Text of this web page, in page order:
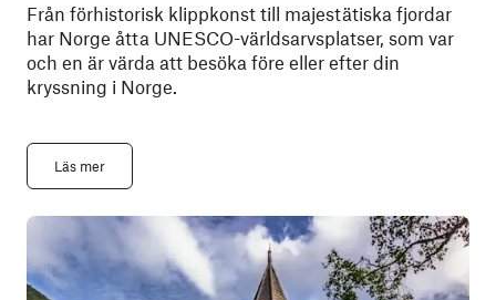
Från förhistorisk klippkonst till majestätiska fjordar
har Norge åtta UNESCO-världsarvsplatser, som var
och en är värda att besöka före eller efter din
kryssning i Norge.
Läs mer